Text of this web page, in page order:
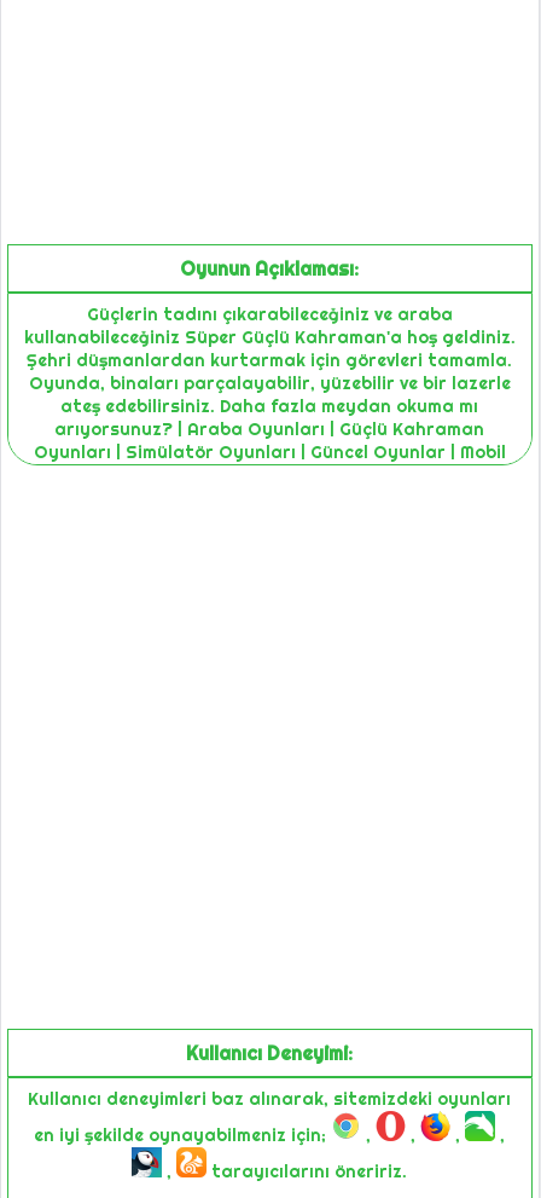
Oyunun Açıklaması:
Güçlerin tadını çıkarabileceğiniz ve araba
kullanabileceğiniz Süper Güçlü Kahraman'a hoş geldiniz.
Şehri düşmanlardan kurtarmak için görevleri tamamla.
Oyunda, binaları parçalayabilir, yüzebilir ve bir lazerle
ateş edebilirsiniz. Daha fazla meydan okuma mı
arıyorsunuz? | Araba Oyunları | Güçlü Kahraman
Oyunları | Simülatör Oyunları | Güncel Oyunlar | Mobil
Kullanıcı Deneyimi:
Kullanıcı deneyimleri baz alınarak, sitemizdeki oyunları
en iyi şekilde oynayabilmeniz için;
, , ,
,
,
tarayıcılarını öneririz.